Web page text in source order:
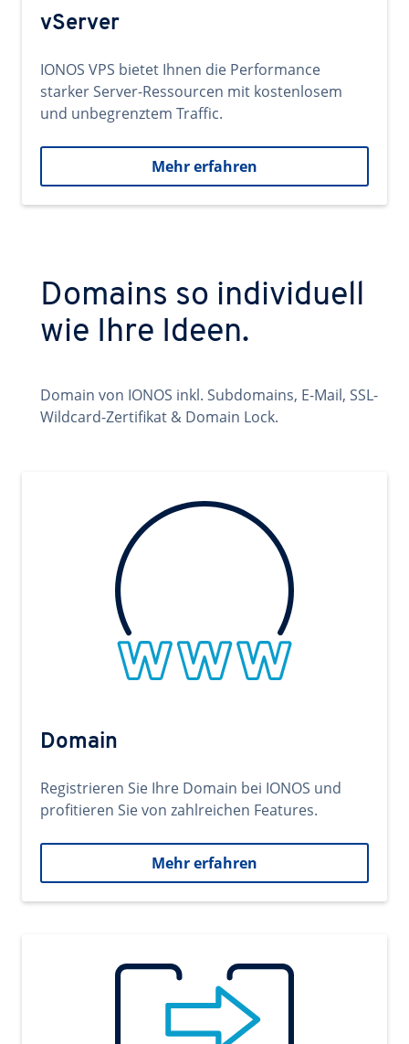
vServer
IONOS VPS bietet Ihnen die Performance
starker Server-Ressourcen mit kostenlosem
und unbegrenztem Traffic.
Mehr erfahren
Domains so individuell
wie Ihre Ideen.
Domain von IONOS inkl. Subdomains, E-Mail, SSL-
Wildcard-Zertifikat & Domain Lock.
Domain
Registrieren Sie Ihre Domain bei IONOS und
profitieren Sie von zahlreichen Features.
Mehr erfahren